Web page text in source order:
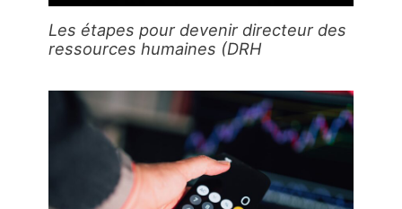
Les étapes pour devenir directeur des
ressources humaines (DRH